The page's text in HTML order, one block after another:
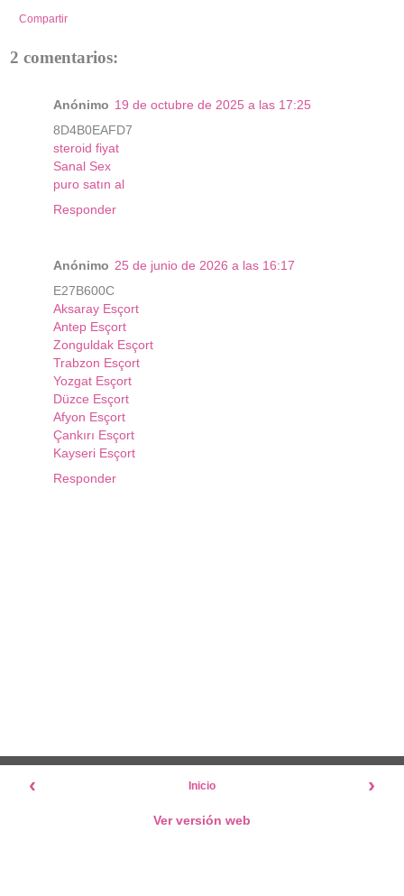
Compartir
2 comentarios:
Anónimo 19 de octubre de 2025 a las 17:25
8D4B0EAFD7
steroid fiyat
Sanal Sex
puro satın al
Responder
Anónimo 25 de junio de 2026 a las 16:17
E27B600C
Aksaray Esçort
Antep Esçort
Zonguldak Esçort
Trabzon Esçort
Yozgat Esçort
Düzce Esçort
Afyon Esçort
Çankırı Esçort
Kayseri Esçort
Responder
‹ ›
Inicio
Ver versión web